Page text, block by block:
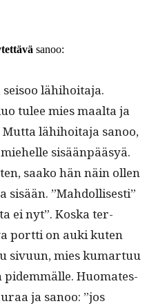
sanoo:
lähi­hoita­ja.
tulee mies maal­ta ja
lähi­hoita­ja sanoo,
sisään­pääsyä.
saako hän näin ollen
sisään. ”Mah­dol­lis­es­ti”
ei nyt”. Kos­ka ter­
port­ti on auki kuten
sivu­un, mies kumar­tuu
pidem­mälle. Huo­mates­
ja sanoo: ”jos